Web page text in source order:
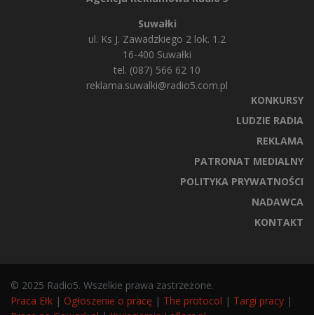
Suwałki
ul. Ks J. Zawadzkiego 2 lok. 1.2
16-400 Suwałki
tel. (087) 566 62 10
reklama.suwalki@radio5.com.pl
KONKURSY
LUDZIE RADIA
REKLAMA
PATRONAT MEDIALNY
POLITYKA PRYWATNOŚCI
NADAWCA
KONTAKT
© 2025 Radio5. Wszelkie prawa zastrzeżone.
Praca Ełk | Ogłoszenie o pracę | The protocol | Targi pracy |